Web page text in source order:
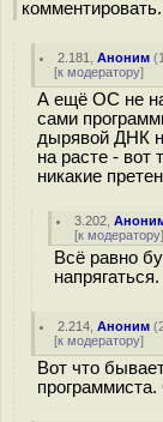
комментировать.
2.181 ,Аноним (
[к модератору]
А ещё ОС не на
сами
дырявой ДНК
на расте - вот
никакие
3.202 ,
[к модератору]
Всё равно
напрягаться.
2.214 ,Аноним (
[к модератору]
Вот что